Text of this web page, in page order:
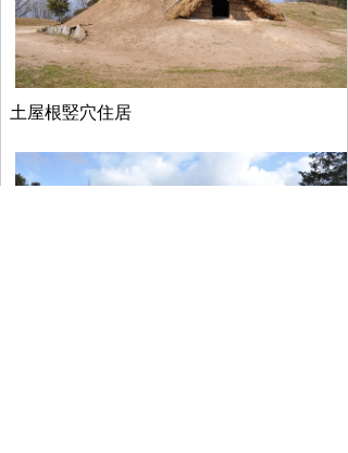
土屋根竪穴住居